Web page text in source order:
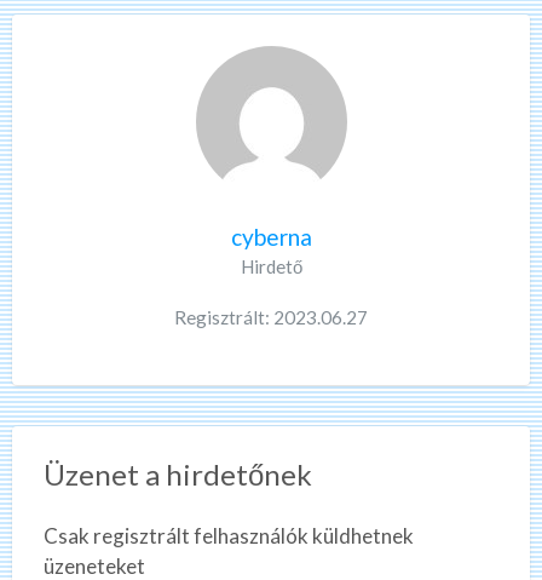
cyberna
Hirdető
Regisztrált: 2023.06.27
Üzenet a hirdetőnek
Csak regisztrált felhasználók küldhetnek
üzeneteket